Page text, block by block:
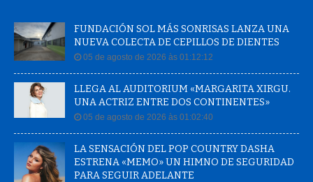
FUNDACIÓN SOL MÁS SONRISAS LANZA UNA
NUEVA COLECTA DE CEPILLOS DE DIENTES
05 de agosto de 2026 às 01:12:12
LLEGA AL AUDITORIUM «MARGARITA XIRGU.
UNA ACTRIZ ENTRE DOS CONTINENTES»
05 de agosto de 2026 às 01:02:40
LA SENSACIÓN DEL POP COUNTRY DASHA
ESTRENA «MEMO» UN HIMNO DE SEGURIDAD
PARA SEGUIR ADELANTE